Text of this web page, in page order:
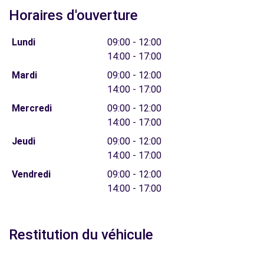
Horaires d'ouverture
Lundi
09:00 - 12:00
14:00 - 17:00
Mardi
09:00 - 12:00
14:00 - 17:00
Mercredi
09:00 - 12:00
14:00 - 17:00
Jeudi
09:00 - 12:00
14:00 - 17:00
Vendredi
09:00 - 12:00
14:00 - 17:00
Restitution du véhicule